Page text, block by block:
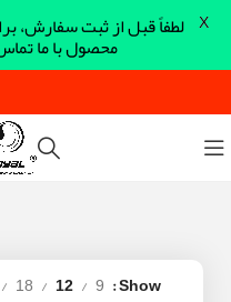
Show
9
12
18
لطفاً قبل از ثبت سفارش،
محصول با ما
X